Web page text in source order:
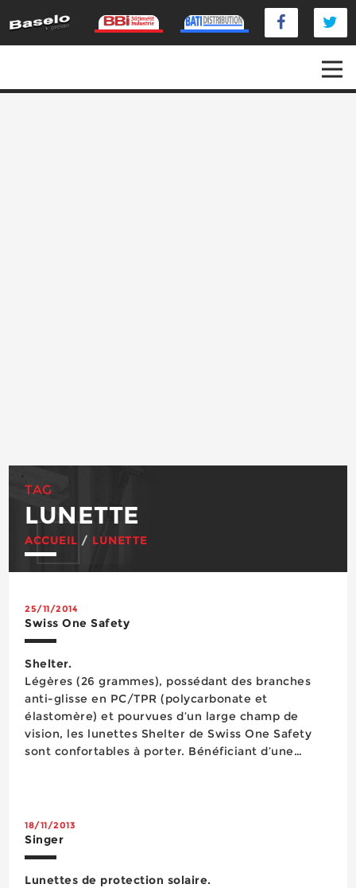
TAG
LUNETTE
ACCUEIL / LUNETTE
25/11/2014
Swiss One Safety
Shelter.
Légères (26 grammes), possédant des branches
anti-glisse en PC/TPR (polycarbonate et
élastomère) et pourvues d’un large champ de
vision, les lunettes Shelter de Swiss One Safety
sont confortables à porter. Bénéficiant d’une
18/11/2013
Singer
Lunettes de protection solaire.